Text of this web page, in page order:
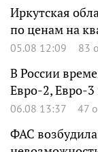
Иркутская
по ценам на
05.08 12:09 83
В России
Евро-2, Евро-
06.08 13:37 47
ФАС